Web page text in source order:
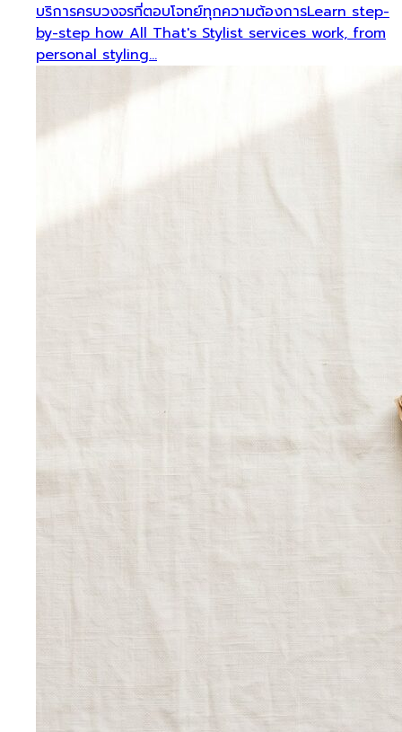
บริการครบวงจรที่ตอบโจทย์ทุกความต้องการLearn step-
by-step how All That's Stylist services work, from
personal styling…